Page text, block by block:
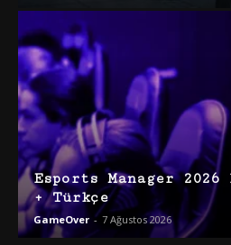
Esports Manager
+ Türkçe
GameOver - 7 Ağustos 2026